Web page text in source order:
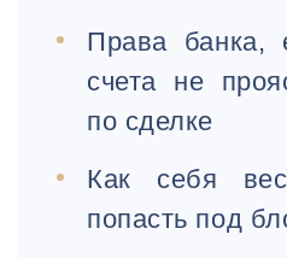
Права банка,
счета не
по сделке
Как себя
попасть под